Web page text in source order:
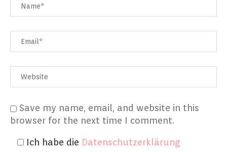
Save my name, email, and website in this
browser for the next time I comment.
Ich habe die Datenschutzerklärung